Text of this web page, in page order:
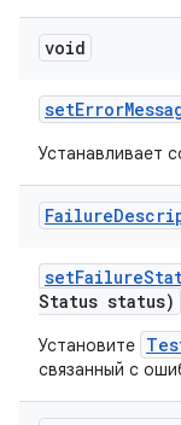
void
setError
Устанавливает
Failure
setFailure
Status status)
Установите
связанный с